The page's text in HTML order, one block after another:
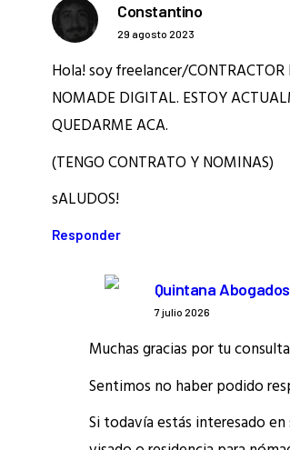
Constantino
29 agosto 2023
Hola! soy freelancer/CONTRACTOR
NOMADE DIGITAL. ESTOY
QUEDARME ACA.
(TENGO CONTRATO Y NOMINAS)
sALUDOS!
Responder
Quintana Abogados
7 julio 2026
Muchas gracias por tu
Sentimos no haber podido
Si todavía estás interesado